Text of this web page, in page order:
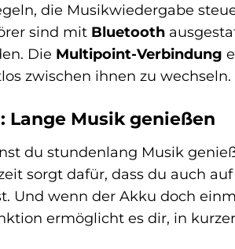
die Musikwiedergabe
sind mit Bluetooth
Die Multipoint-Verbindung
zwischen ihnen zu wechseln.
Musik genießen
du stundenlang Musik
sorgt dafür, dass du auch
Und wenn der Akku doch
ermöglicht es dir, in